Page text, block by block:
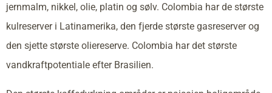
jernmalm, nikkel, olie, platin og sølv. Colombia har de største
kulreserver i Latinamerika, den fjerde største gasreserver og
den sjette største oliereserve. Colombia har det største
vandkraftpotentiale efter Brasilien.